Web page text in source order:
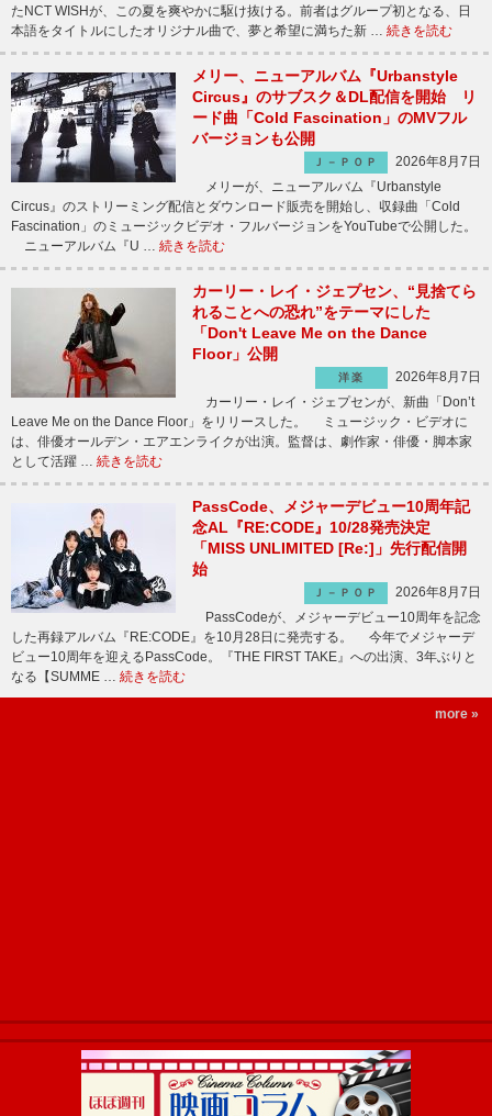
たNCT WISHが、この夏を爽やかに駆け抜ける。前者はグループ初となる、日
本語をタイトルにしたオリジナル曲で、夢と希望に満ちた新 … 続きを読む
メリー、ニューアルバム『Urbanstyle
Circus』のサブスク＆DL配信を開始 リ
ード曲「Cold Fascination」のMVフル
バージョンも公開
Ｊ－ＰＯＰ
2026年8月7日
メリーが、ニューアルバム『Urbanstyle
Circus』のストリーミング配信とダウンロード販売を開始し、収録曲「Cold
Fascination」のミュージックビデオ・フルバージョンをYouTubeで公開した。
ニューアルバム『U … 続きを読む
カーリー・レイ・ジェプセン、“見捨てら
れることへの恐れ”をテーマにした
「Don't Leave Me on the Dance
Floor」公開
洋楽
2026年8月7日
カーリー・レイ・ジェプセンが、新曲「Don’t
Leave Me on the Dance Floor」をリリースした。 ミュージック・ビデオに
は、俳優オールデン・エアエンライクが出演。監督は、劇作家・俳優・脚本家
として活躍 … 続きを読む
PassCode、メジャーデビュー10周年記
念AL『RE:CODE』10/28発売決定
「MISS UNLIMITED [Re:]」先行配信開
始
Ｊ－ＰＯＰ
2026年8月7日
PassCodeが、メジャーデビュー10周年を記念
した再録アルバム『RE:CODE』を10月28日に発売する。 今年でメジャーデ
ビュー10周年を迎えるPassCode。『THE FIRST TAKE』への出演、3年ぶりと
なる【SUMME … 続きを読む
more »